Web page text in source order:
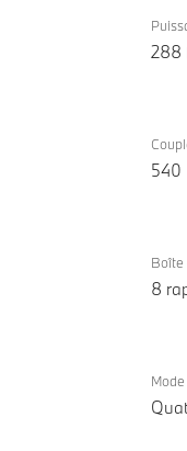
288
540
Boîte
8